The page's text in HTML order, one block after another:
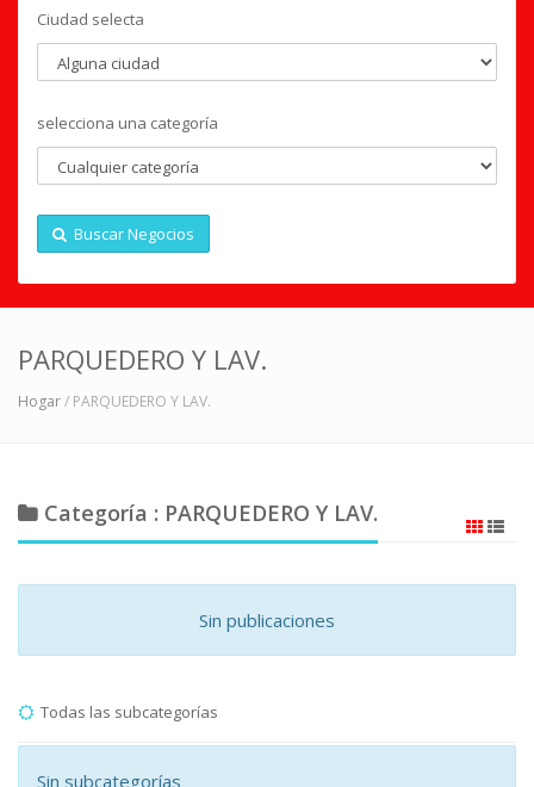
Ciudad selecta
selecciona una categoría
Buscar Negocios
PARQUEDERO Y LAV.
Hogar/ PARQUEDERO Y LAV.
Categoría : PARQUEDERO Y LAV.
Sin publicaciones
Todas las subcategorías
Sin subcategorías